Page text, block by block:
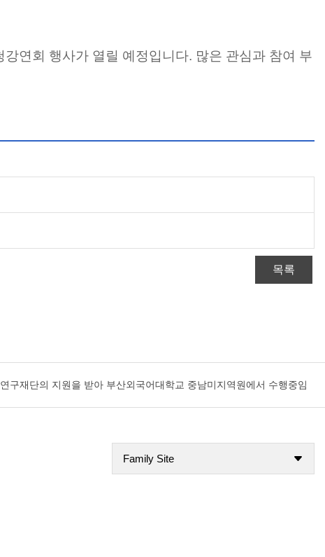
연회 행사가 열릴 예정입니다. 많은 관심과 참여 부
목록
구재단의 지원을 받아 부산외국어대학교 중남미지역원에서 수행중임
Family Site